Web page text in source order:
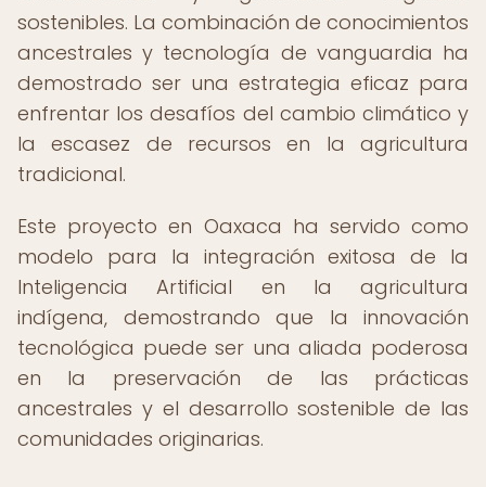
sostenibles. La combinación de conocimientos
ancestrales y tecnología de vanguardia ha
demostrado ser una estrategia eficaz para
enfrentar los desafíos del cambio climático y
la escasez de recursos en la agricultura
tradicional.
Este proyecto en Oaxaca ha servido como
modelo para la integración exitosa de la
Inteligencia Artificial en la agricultura
indígena, demostrando que la innovación
tecnológica puede ser una aliada poderosa
en la preservación de las prácticas
ancestrales y el desarrollo sostenible de las
comunidades originarias.